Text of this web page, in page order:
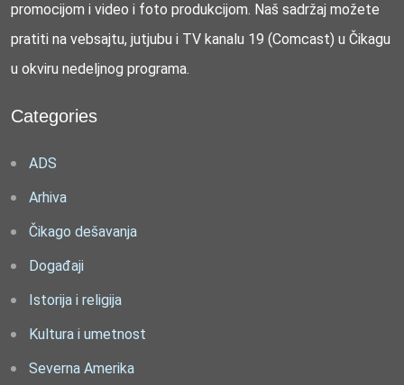
promocijom i video i foto produkcijom. Naš sadržaj možete
pratiti na vebsajtu, jutjubu i TV kanalu 19 (Comcast) u Čikagu
u okviru nedeljnog programa.
Categories
ADS
Arhiva
Čikago dešavanja
Događaji
Istorija i religija
Kultura i umetnost
Severna Amerika